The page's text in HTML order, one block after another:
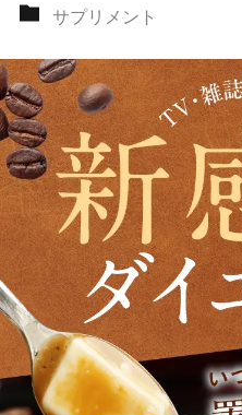
サプリメント